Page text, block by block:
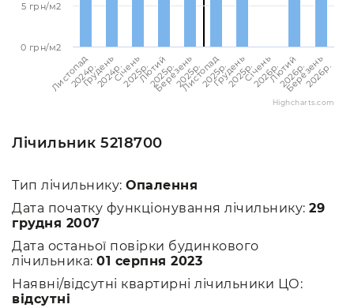
Листопад
2024p.
Грудень
2024p.Січень
2025p.Лютий
2025p.
Березень
2025p.
Листопад
2025p.
Грудень
2025p.Січень
2026p.Лютий
2026p.
Березень
2026p.
0 грн/м2
5 грн/м2
Highcharts.com
Лічильник 5218700
Тип лічильнику: Опалення
Дата початку функціонування лічильнику: 29
грудня 2007
Дата останьої повірки будинкового
лічильника: 01 серпня 2023
Наявні/відсутні квартирні лічильники ЦО:
відсутні